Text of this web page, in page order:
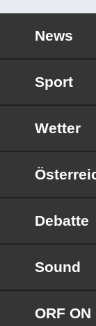
News
Sport
Wetter
Debatte
Sound
ORF ON